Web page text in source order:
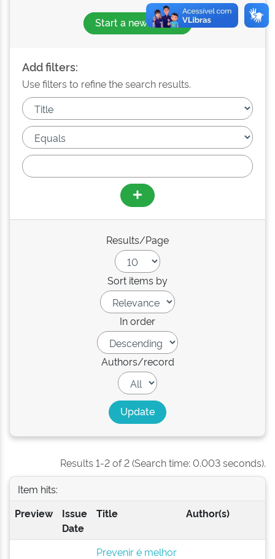
Start a new search
Add filters:
Use filters to refine the search results.
Results/Page
Sort items by
In order
Authors/record
Results 1-2 of 2 (Search time: 0.003 seconds).
Item hits:
Preview
Issue
Date
Title Author(s)
Prevenir é melhor